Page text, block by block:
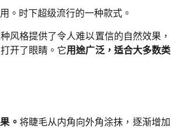
。时下超级流行的一种款式。
风格提供了令人难以置信的自然效果，
开了眼睛。它用途广泛，适合大多数类
。 将睫毛从内角向外角涂抹，逐渐增加